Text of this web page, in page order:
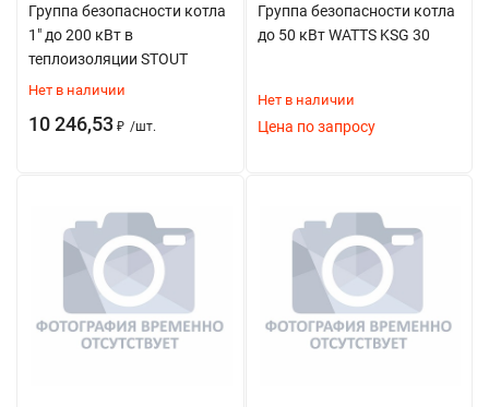
Производительность котла
Объем системы
предохранительного клапана
Контроль работы воздухоотводчика
Проверка показаний манометра
Очистка от загрязнений
Группа безопасности котла
1" до 200 кВт в
теплоизоляции STOUT
Нет в наличии
10 246,53 ₽ /шт.
Группа безопасности котла
до 50 кВт WATTS KSG 30
Нет в наличии
Цена по запросу